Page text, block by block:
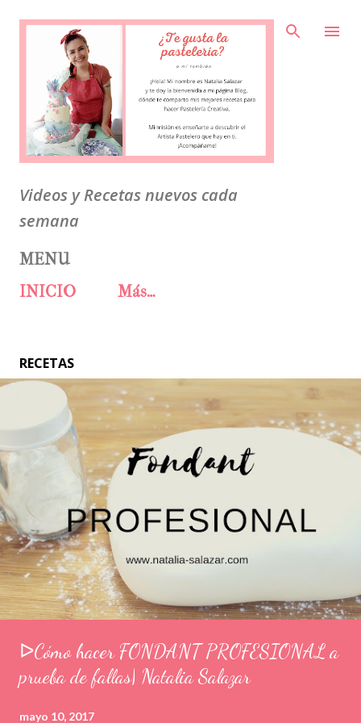
Ir al contenido principal
Videos y Recetas nuevos cada
semana
MENU
INICIO
Más…
RECETAS
ᐅCómo hacer FONDANT PROFESIONAL a
prueba de fallas| Natalia Salazar
mayo 10, 2017